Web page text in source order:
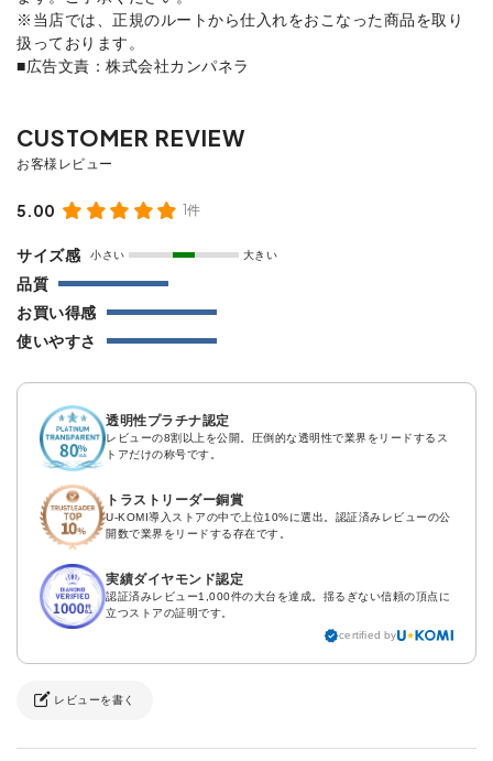
※当店では、正規のルートから仕入れをおこなった商品を取り
扱っております。
■広告文責：株式会社カンパネラ
5.00 1件
サイズ感 小さい 大きい
品質
お買い得感
使いやすさ
透明性プラチナ認定
レビューの8割以上を公開。圧倒的な透明性で業界をリードするス
トアだけの称号です。
トラストリーダー銅賞
U-KOMI導入ストアの中で上位10%に選出。認証済みレビューの公
開数で業界をリードする存在です。
実績ダイヤモンド認定
認証済みレビュー1,000件の大台を達成。揺るぎない信頼の頂点に
立つストアの証明です。
certified by
レビューを書く